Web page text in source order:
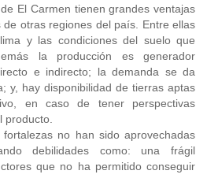
El Carmen tienen grandes ventajas
otras regiones del país. Entre ellas
y las condiciones del suelo que
la producción es generador
e indirecto; la demanda se da
y, hay disponibilidad de tierras aptas
en caso de tener perspectivas
producto.
no han sido aprovechadas
debilidades como: una frágil
que no ha permitido conseguir